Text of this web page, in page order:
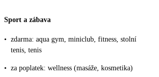
Sport a zábava
• zdarma: aqua gym, miniclub, fitness, stolní
tenis, tenis
• za poplatek: wellness (masáže, kosmetika)